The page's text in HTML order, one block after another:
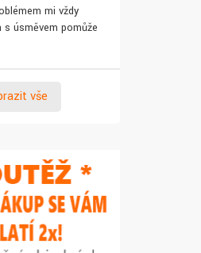
mi vždy
úsměvem pomůže
vše